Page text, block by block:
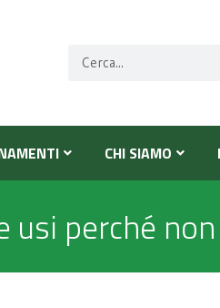
CHI SIAMO
perché